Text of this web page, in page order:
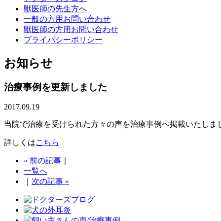
獣医師の先生方へ
一般の方用お問い合わせ
獣医師の方用お問い合わせ
プライバシーポリシー
お知らせ
治療事例を更新しました
2017.09.19
当院で治療を受けられた方々の声を治療事例へ掲載いたしま
詳しくはこちら
« 前の記事
一覧へ
次の記事 »